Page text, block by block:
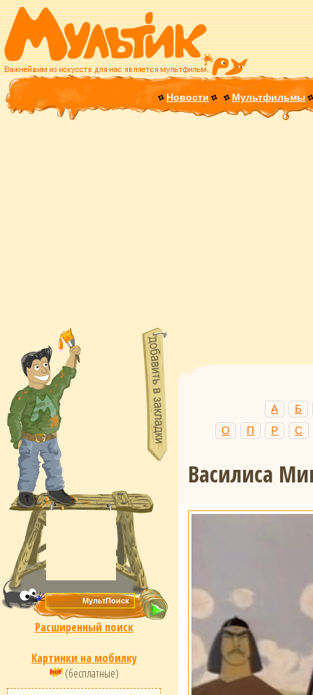
Новости Мультфильмы
Расширенный поиск
Картинки на мобилку
(бесплатные)
А
Б
О
П Р С
Василиса